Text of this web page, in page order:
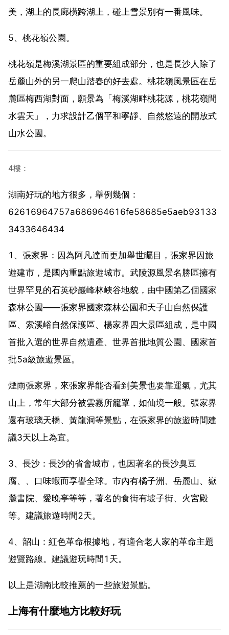
美，湖上的長廊橫跨湖上，碰上雪景別有一番風味。
5、桃花嶺公園。
桃花嶺是梅溪湖景區的重要組成部分，也是長沙人除了
岳麓山外的另一爬山踏春的好去處。桃花嶺風景區在岳
麓區梅西湖對面，願景為「梅溪湖畔桃花源，桃花嶺間
水雲天」，力求設計乙個平和寧靜、自然悠遠的開放式
山水公園。
4樓：
湖南好玩的地方很多，舉例幾個：
62616964757a686964616fe58685e5aeb93133
3433646434
1、張家界：因為阿凡達而更加舉世矚目，張家界因旅
遊建市，是國內重點旅遊城市。武陵源風景名勝區擁有
世界罕見的石英砂巖峰林峽谷地貌，由中國第乙個國家
森林公園——張家界國家森林公園和天子山自然保護
區、索溪峪自然保護區、楊家界四大景區組成，是中國
首批入選的世界自然遺產、世界首批地質公園、國家首
批5a級旅遊景區。
煙雨張家界，來張家界能否看到美景也要靠運氣，尤其
山上，常年大部分被雲霧所籠罩，如仙境一般。張家界
還有玻璃天橋、黃龍洞等景點，在張家界的旅遊時間建
議3天以上為宜。
3、長沙：長沙的省會城市，也因著名的長沙臭豆
腐、、口味蝦而享譽全球。市內有橘子洲、岳麓山、嶽
麓書院、愛晚亭等等，著名的食街有坡子街、火宮殿
等。建議旅遊時間2天。
4、韶山：紅色革命根據地，有適合老人家的革命主題
遊覽路線。建議遊玩時間1天。
以上是湖南比較推薦的一些旅遊景點。
上海有什麼地方比較好玩